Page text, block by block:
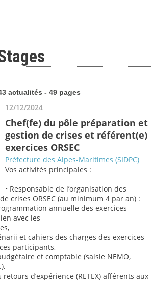
actualités - 49 pages
12/12/2024
Chef(fe) du pôle préparation et
gestion de crises et référent(e)
exercices ORSEC
Préfecture des Alpes-Maritimes (SIDPC)
Vos activités principales :
• Responsable de l’organisation des
crises ORSEC (au minimum 4 par an) :
annuelle des exercices
avec les
et cahiers des charges des exercices
participants,
et comptable (saisie NEMO,
d’expérience (RETEX) afférents aux